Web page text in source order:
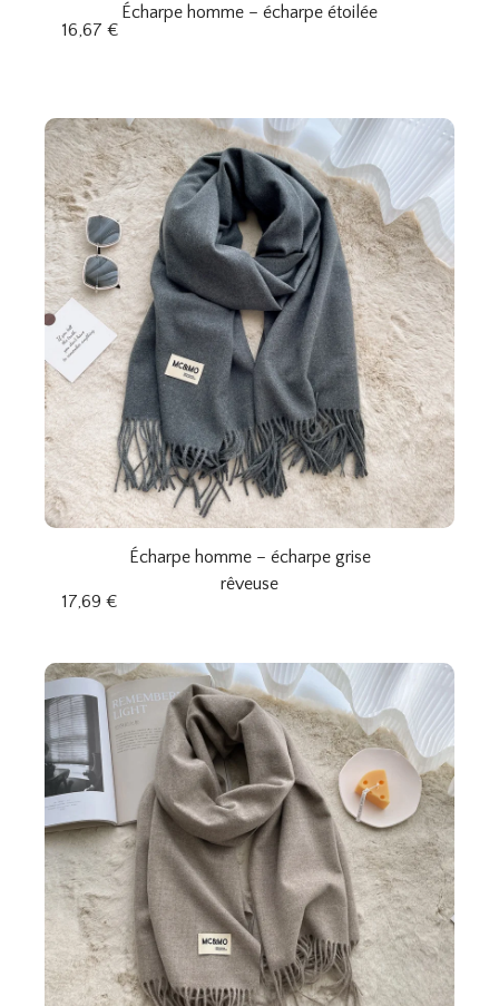
Écharpe homme – écharpe étoilée
16,67 €
Écharpe homme – écharpe grise
rêveuse
17,69 €